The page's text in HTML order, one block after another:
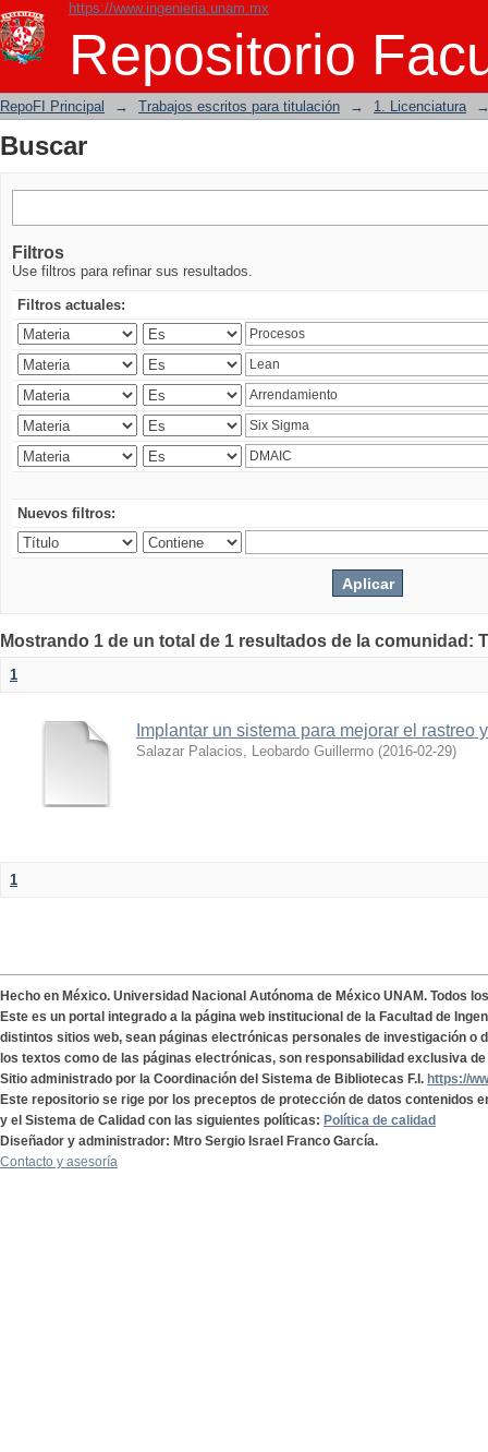
https://www.ingenieria.unam.mx
Repositorio
Buscar
RepoFI Principal → Trabajos escritos para titulación → 1. Licenciatura
Buscar
Filtros
Use filtros para refinar sus resultados.
Filtros actuales:
Nuevos filtros:
Mostrando 1 de un total de 1 resultados de la comunidad:
1
Implantar un sistema para mejorar el rastreo
Salazar Palacios, Leobardo Guillermo (2016-02-29)
1
Hecho en México. Universidad Nacional Autónoma de México UNAM. Todos
Este es un portal integrado a la página web institucional de la Facultad de
distintos sitios web, sean páginas electrónicas personales de investigación o
los textos como de las páginas electrónicas, son responsabilidad exclusiva
Sitio administrado por la Coordinación del Sistema de Bibliotecas F.I. https://
Este repositorio se rige por los preceptos de protección de datos contenidos
y el Sistema de Calidad con las siguientes políticas: Política de calidad
Diseñador y administrador: Mtro Sergio Israel Franco García.
Contacto y asesoría